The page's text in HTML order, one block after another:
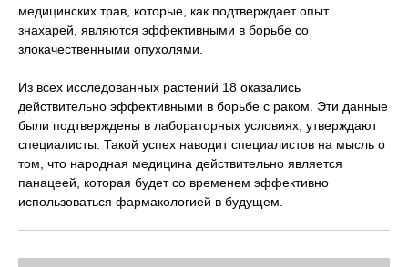
медицинских трав, которые, как подтверждает опыт
знахарей, являются эффективными в борьбе со
злокачественными опухолями.
Из всех исследованных растений 18 оказались
действительно эффективными в борьбе с раком. Эти данные
были подтверждены в лабораторных условиях, утверждают
специалисты. Такой успех наводит специалистов на мысль о
том, что народная медицина действительно является
панацеей, которая будет со временем эффективно
использоваться фармакологией в будущем.